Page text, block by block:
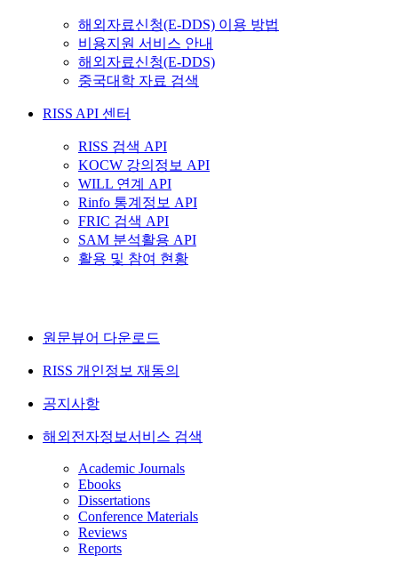
해외자료신청(E-DDS) 이용 방법
비용지원 서비스 안내
해외자료신청(E-DDS)
중국대학 자료 검색
RISS API 센터
RISS 검색 API
KOCW 강의정보 API
WILL 연계 API
Rinfo 통계정보 API
FRIC 검색 API
SAM 분석활용 API
활용 및 참여 현황
원문뷰어 다운로드
RISS 개인정보 재동의
공지사항
해외전자정보서비스 검색
Academic Journals
Ebooks
Dissertations
Conference Materials
Reviews
Reports